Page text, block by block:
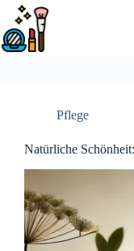
Passer
contenu
Pflege
Natürliche